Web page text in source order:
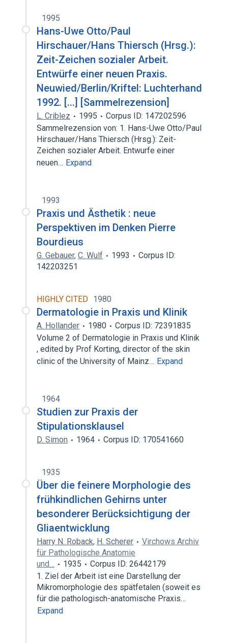
1995
Hans-Uwe Otto/Paul
Hirschauer/Hans Thiersch (Hrsg.):
Zeit-Zeichen sozialer Arbeit.
Entwürfe einer neuen Praxis.
Neuwied/Berlin/Kriftel: Luchterhand
1992. [...] [Sammelrezension]
L. Criblez 1995
Corpus ID: 147202596
Sammelrezension von: 1. Hans-Uwe Otto/Paul
Hirschauer/Hans Thiersch (Hrsg.): Zeit-
Zeichen sozialer Arbeit. Entwurfe einer
neuen… Expand
1993
Praxis und Ästhetik : neue
Perspektiven im Denken Pierre
Bourdieus
G. Gebauer, C. Wulf 1993
Corpus ID:
142203251
HIGHLY CITED 1980
Dermatologie in Praxis und Klinik
A. Hollander 1980
Corpus ID: 72391835
Volume 2 of Dermatologie in Praxis und Klinik
, edited by Prof Korting, director of the skin
clinic of the University of Mainz… Expand
1964
Studien zur Praxis der
Stipulationsklausel
D. Simon 1964 Corpus ID: 170541660
1935
Über die feinere Morphologie des
frühkindlichen Gehirns unter
besonderer Berücksichtigung der
Gliaentwicklung
Harry N. Roback, H. Scherer
Virchows Archiv
für Pathologische Anatomie
und…
1935
Corpus ID: 26442179
1. Ziel der Arbeit ist eine Darstellung der
Mikromorphologie des spätfetalen (soweit es
für die pathologisch-anatomische Praxis…
Expand